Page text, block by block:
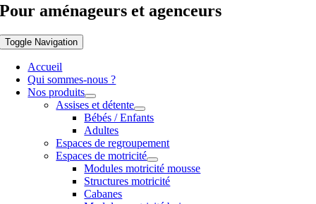
Pour aménageurs et agenceurs
Toggle Navigation
Accueil
Qui sommes-nous ?
Nos produits
Assises et détente
Bébés / Enfants
Adultes
Espaces de regroupement
Espaces de motricité
Modules motricité mousse
Structures motricité
Cabanes